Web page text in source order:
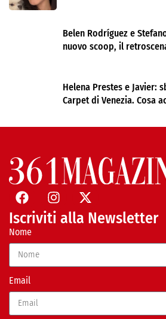
Belen Rodríguez e
nuovo scoop, il
Helena Prestes e Javier:
Carpet di Venezia. Cosa
Iscriviti alla Newsletter
Nome
Email